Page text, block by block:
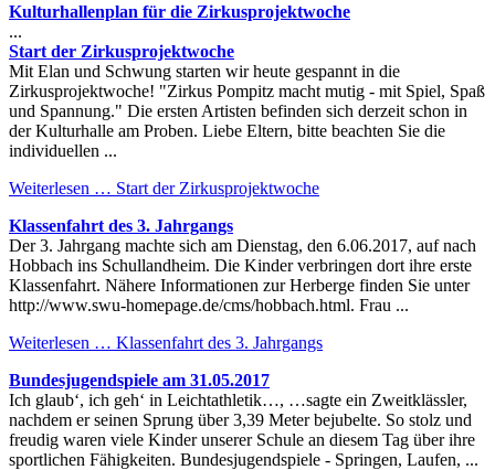
Kulturhallenplan für die Zirkusprojektwoche
...
Start der Zirkusprojektwoche
Mit Elan und Schwung starten wir heute gespannt in die
Zirkusprojektwoche! "Zirkus Pompitz macht mutig - mit Spiel, Spaß
und Spannung." Die ersten Artisten befinden sich derzeit schon in
der Kulturhalle am Proben. Liebe Eltern, bitte beachten Sie die
individuellen ...
Weiterlesen … Start der Zirkusprojektwoche
Klassenfahrt des 3. Jahrgangs
Der 3. Jahrgang machte sich am Dienstag, den 6.06.2017, auf nach
Hobbach ins Schullandheim. Die Kinder verbringen dort ihre erste
Klassenfahrt. Nähere Informationen zur Herberge finden Sie unter
http://www.swu-homepage.de/cms/hobbach.html. Frau ...
Weiterlesen … Klassenfahrt des 3. Jahrgangs
Bundesjugendspiele am 31.05.2017
Ich glaub‘, ich geh‘ in Leichtathletik…, …sagte ein Zweitklässler,
nachdem er seinen Sprung über 3,39 Meter bejubelte. So stolz und
freudig waren viele Kinder unserer Schule an diesem Tag über ihre
sportlichen Fähigkeiten. Bundesjugendspiele - Springen, Laufen, ...